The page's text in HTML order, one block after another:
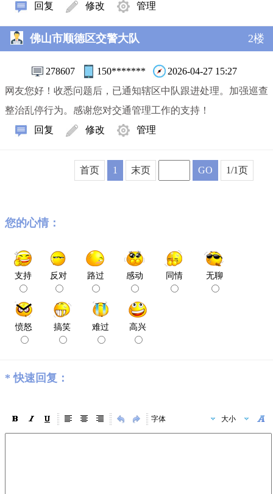
回复 修改 管理
佛山市顺德区交警大队 2楼
278607 150*******
2026-04-27 15:27
网友您好！收悉问题后，已通知辖区中队跟进处理。加强巡查
整治乱停行为。感谢您对交通管理工作的支持！
回复
修改 管理
首页 1 末页 GO 1/1页
您的心情：
支持 反对 路过 感动 同情 无聊
愤怒 搞笑 难过 高兴
* 快速回复：
字体 大小